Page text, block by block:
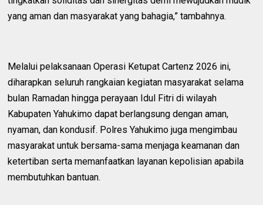
yang aman dan masyarakat yang bahagia,” tambahnya.
‎Melalui pelaksanaan Operasi Ketupat Cartenz 2026 ini,
diharapkan seluruh rangkaian kegiatan masyarakat selama
bulan Ramadan hingga perayaan Idul Fitri di wilayah
Kabupaten Yahukimo dapat berlangsung dengan aman,
nyaman, dan kondusif. Polres Yahukimo juga mengimbau
masyarakat untuk bersama-sama menjaga keamanan dan
ketertiban serta memanfaatkan layanan kepolisian apabila
membutuhkan bantuan.